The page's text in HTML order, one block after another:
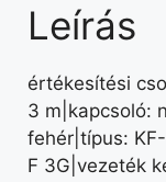
Leírás
értékesítési
3 m|kapcsoló:
fehér|típus:
F 3G|vezeték